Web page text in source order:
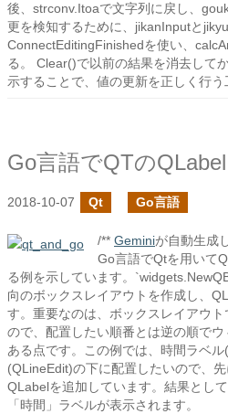
後、strconv.Itoaで文字列に戻し、
更を検知するために、jikanInputと
ConnectEditingFinishedを使い、
る。 Clear()で以前の結果を消去して
示することで、値の更新を正しく行う
2018-10-07 Qt Go言語
/** Geminiが自動生成
Go言語でQtを用いて
る例を示しています。
向のボックスレイアウトを作成し、
す。重要なのは、ボックスレイアウ
ので、配置したい順番とは逆の順で
ある点です。この例では、時間ラベ
(QLineEdit)の下に配置したいので、
QLabelを追加しています。結果とし
「時間」ラベルが表示されます。